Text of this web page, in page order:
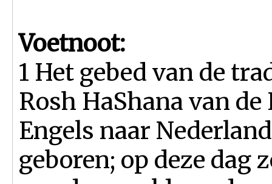
Voetnoot:
1 Het gebed van de
Rosh HaShana van
Engels naar
geboren; op deze dag